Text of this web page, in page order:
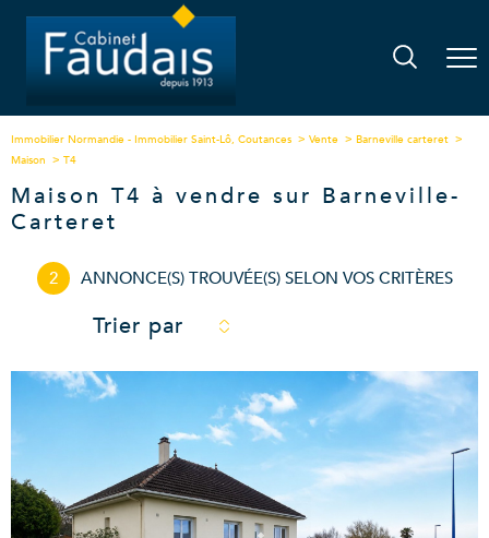
Immobilier Normandie - Immobilier Saint-Lô, Coutances Vente
Barneville carteret
Maison
T4
Maison T4 à vendre sur Barneville-
Carteret
2 ANNONCE(S) TROUVÉE(S) SELON VOS CRITÈRES
Trier par